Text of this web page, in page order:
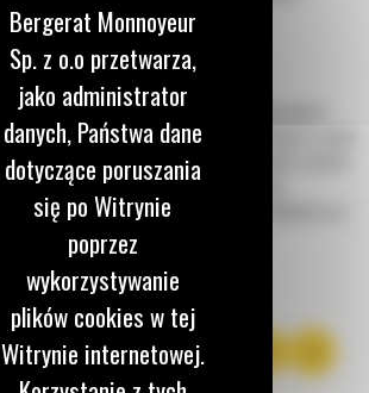
spełniają wiele różnych potrzeb związanych z
materiałów. Uchwyty z widłami o różnej długości ramion
zadań związanych z przewożeniem materiałów o dużych
na paletach na placach budowy i terenach
nawozów i nasion w workach w szkółkach oraz
Bergerat Monnoyeur
Sp. z o.o przetwarza,
jako administrator
danych, Państwa dane
dotyczące poruszania
się po Witrynie
poprzez
wykorzystywanie
plików cookies w tej
Witrynie internetowej.